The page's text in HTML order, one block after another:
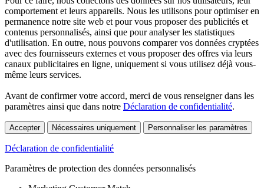
comportement et leurs appareils. Nous les utilisons pour optimiser en
permanence notre site web et pour vous proposer des publicités et
contenus personnalisés, ainsi que pour analyser les statistiques
d'utilisation. En outre, nous pouvons comparer vos données cryptées
avec des fournisseurs externes et vous proposer des offres via leurs
canaux publicitaires en ligne, uniquement si vous utilisez déjà vous-
même leurs services.
Avant de confirmer votre accord, merci de vous renseigner dans les
paramètres ainsi que dans notre Déclaration de confidentialité.
Accepter Nécessaires uniquement Personnaliser les paramètres
Déclaration de confidentialité
Paramètres de protection des données personnalisés